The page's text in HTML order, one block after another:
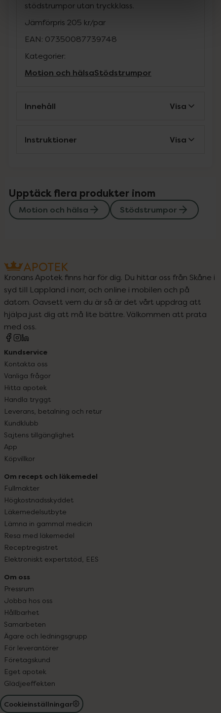
stödstrumpor utan tryckklass.
Jämförpris 205 kr/par
EAN: 07350087739748
Kategorier:
Motion och hälsaStödstrumpor
Innehåll Visa
Instruktioner Visa
Upptäck flera produkter inom
Motion och hälsa Stödstrumpor
Kronans Apotek finns här för dig. Du hittar oss från Skåne i
syd till Lappland i norr, och online i mobilen och på
datorn. Oavsett vem du är så är det vårt uppdrag att
hjälpa just dig att må lite bättre. Välkommen att prata
med oss.
Kundservice
Kontakta oss
Vanliga frågor
Hitta apotek
Handla tryggt
Leverans, betalning och retur
Kundklubb
Sajtens tillgänglighet
App
Köpvillkor
Om recept och läkemedel
Fullmakter
Högkostnadsskyddet
Läkemedelsutbyte
Lämna in gammal medicin
Resa med läkemedel
Receptregistret
Elektroniskt expertstöd, EES
Om oss
Pressrum
Jobba hos oss
Hållbarhet
Samarbeten
Ägare och ledningsgrupp
För leverantörer
Företagskund
Eget apotek
Glädjeeffekten
Cookieinställningar